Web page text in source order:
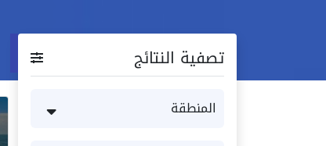
تصفية النتائج